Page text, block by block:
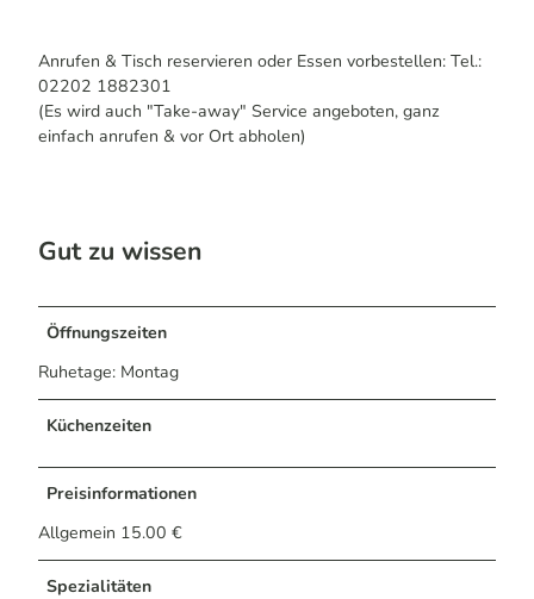
Anrufen & Tisch reservieren oder Essen vorbestellen: Tel.:
02202 1882301
(Es wird auch "Take-away" Service angeboten, ganz
einfach anrufen & vor Ort abholen)
Gut zu wissen
Öffnungszeiten
Ruhetage: Montag
Küchenzeiten
Preisinformationen
Allgemein 15.00 €
Spezialitäten